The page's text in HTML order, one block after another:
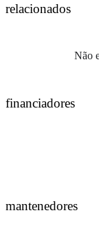
relacionados
Não
financiadores
mantenedores